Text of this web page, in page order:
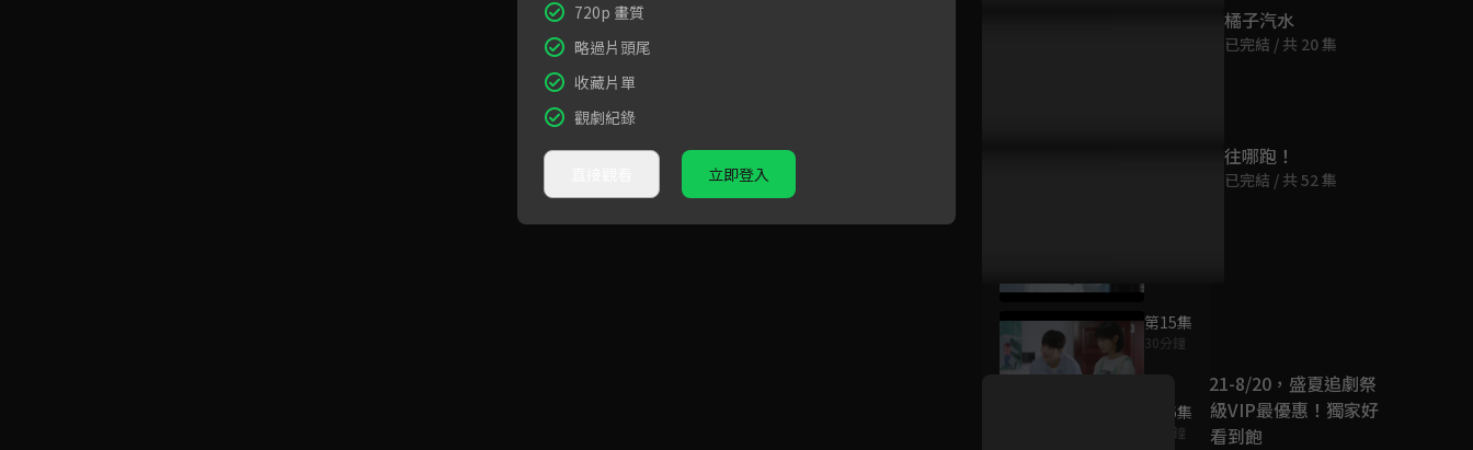
第15集
30分鐘
第16集
27分鐘
橘子汽水
已完結 / 共 20 集
往哪跑！
已完結 / 共 52 集
好康資訊
7/21-8/20，盛夏追劇祭
升級VIP最優惠！獨家好
戲看到飽
720p 畫質
略過片頭尾
收藏片單
觀劇紀錄
立即登入